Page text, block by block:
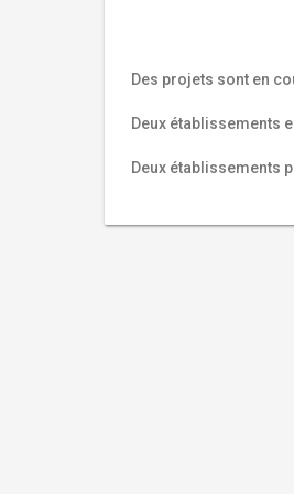
Des projets sont en
Deux établissements
Deux établissements